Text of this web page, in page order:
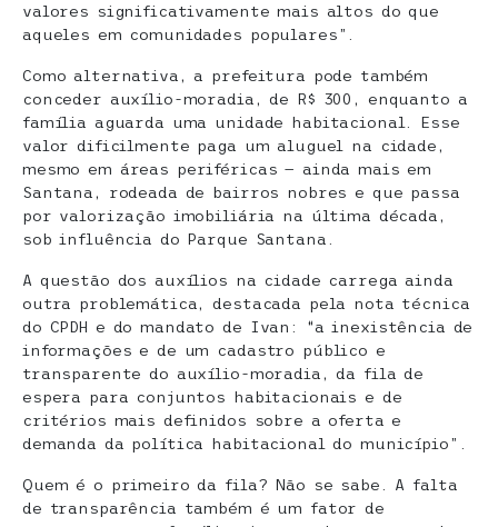
valores significativamente mais altos do que
aqueles em comunidades populares​”.
Como alternativa, a prefeitura pode também
conceder auxílio-moradia, de R$ 300, enquanto a
família aguarda uma unidade habitacional. Esse
valor dificilmente paga um aluguel na cidade,
mesmo em áreas periféricas — ainda mais em
Santana, rodeada de bairros nobres e que passa
por valorização imobiliária na última década,
sob influência do Parque Santana.
A questão dos auxílios na cidade carrega ainda
outra problemática, destacada pela nota técnica
do CPDH e do mandato de Ivan: “a inexistência de
informações e de um cadastro público e
transparente do auxílio-moradia, da fila de
espera para conjuntos habitacionais e de
critérios mais definidos sobre a oferta e
demanda da política habitacional do município”.
Quem é o primeiro da fila? Não se sabe. A falta
de transparência também é um fator de